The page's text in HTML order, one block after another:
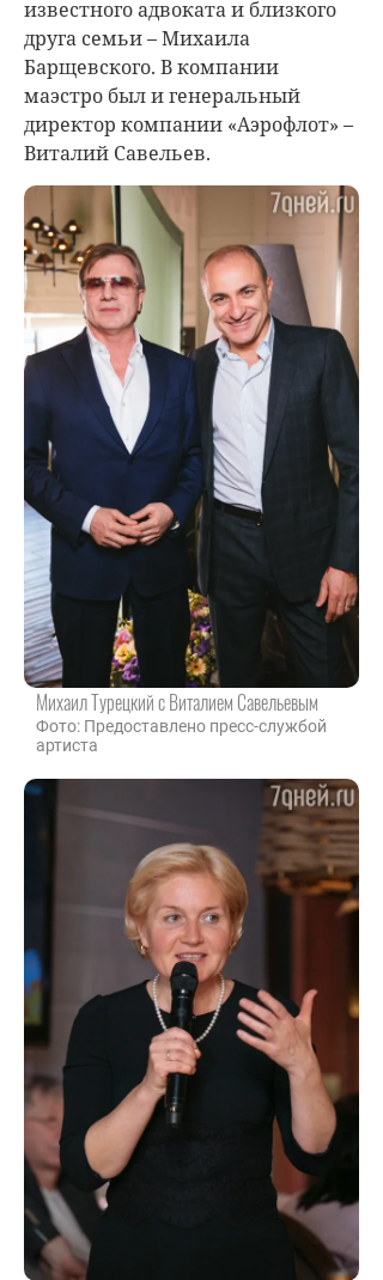
известного адвоката и близкого
друга семьи – Михаила
Барщевского. В компании
маэстро был и генеральный
директор компании «Аэрофлот» –
Виталий Савельев.
Михаил Турецкий с Виталием Савельевым
Фото: Предоставлено пресс-службой
артиста